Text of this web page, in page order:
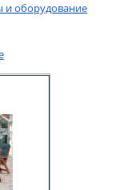
и оборудование